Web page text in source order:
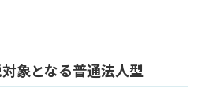
象となる普通法人型